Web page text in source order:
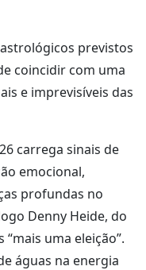
previstos
coincidir com uma
e imprevisíveis das
carrega sinais de
emocional,
profundas no
Denny Heide, do
uma eleição”.
águas na energia